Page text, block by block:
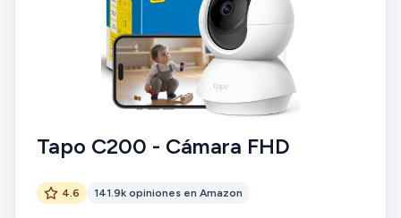
Tapo C200 - Cámara FHD
4.6 141.9k opiniones en Amazon